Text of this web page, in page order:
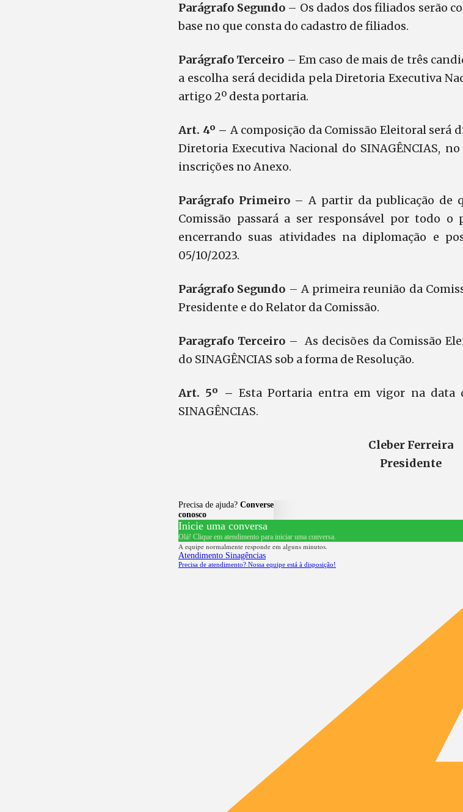
Parágrafo Segundo – Os dados dos filiados serão
base no que consta do cadastro de filiados.
Parágrafo Terceiro – Em caso de mais de três
a escolha será decidida pela Diretoria Executiva
artigo 2º desta portaria.
Art. 4º – A composição da Comissão Eleitoral será
Diretoria Executiva Nacional do SINAGÊNCIAS,
inscrições no Anexo.
Parágrafo Primeiro – A partir da publicação de
Comissão passará a ser responsável por todo o
encerrando suas atividades na diplomação e
05/10/2023.
Parágrafo Segundo – A primeira reunião da
Presidente e do Relator da Comissão.
Paragrafo Terceiro– As decisões da Comissão
do SINAGÊNCIAS sob a forma de Resolução.
Art. 5º – Esta Portaria entra em vigor na data
SINAGÊNCIAS.
Cleber Ferreira
Presidente